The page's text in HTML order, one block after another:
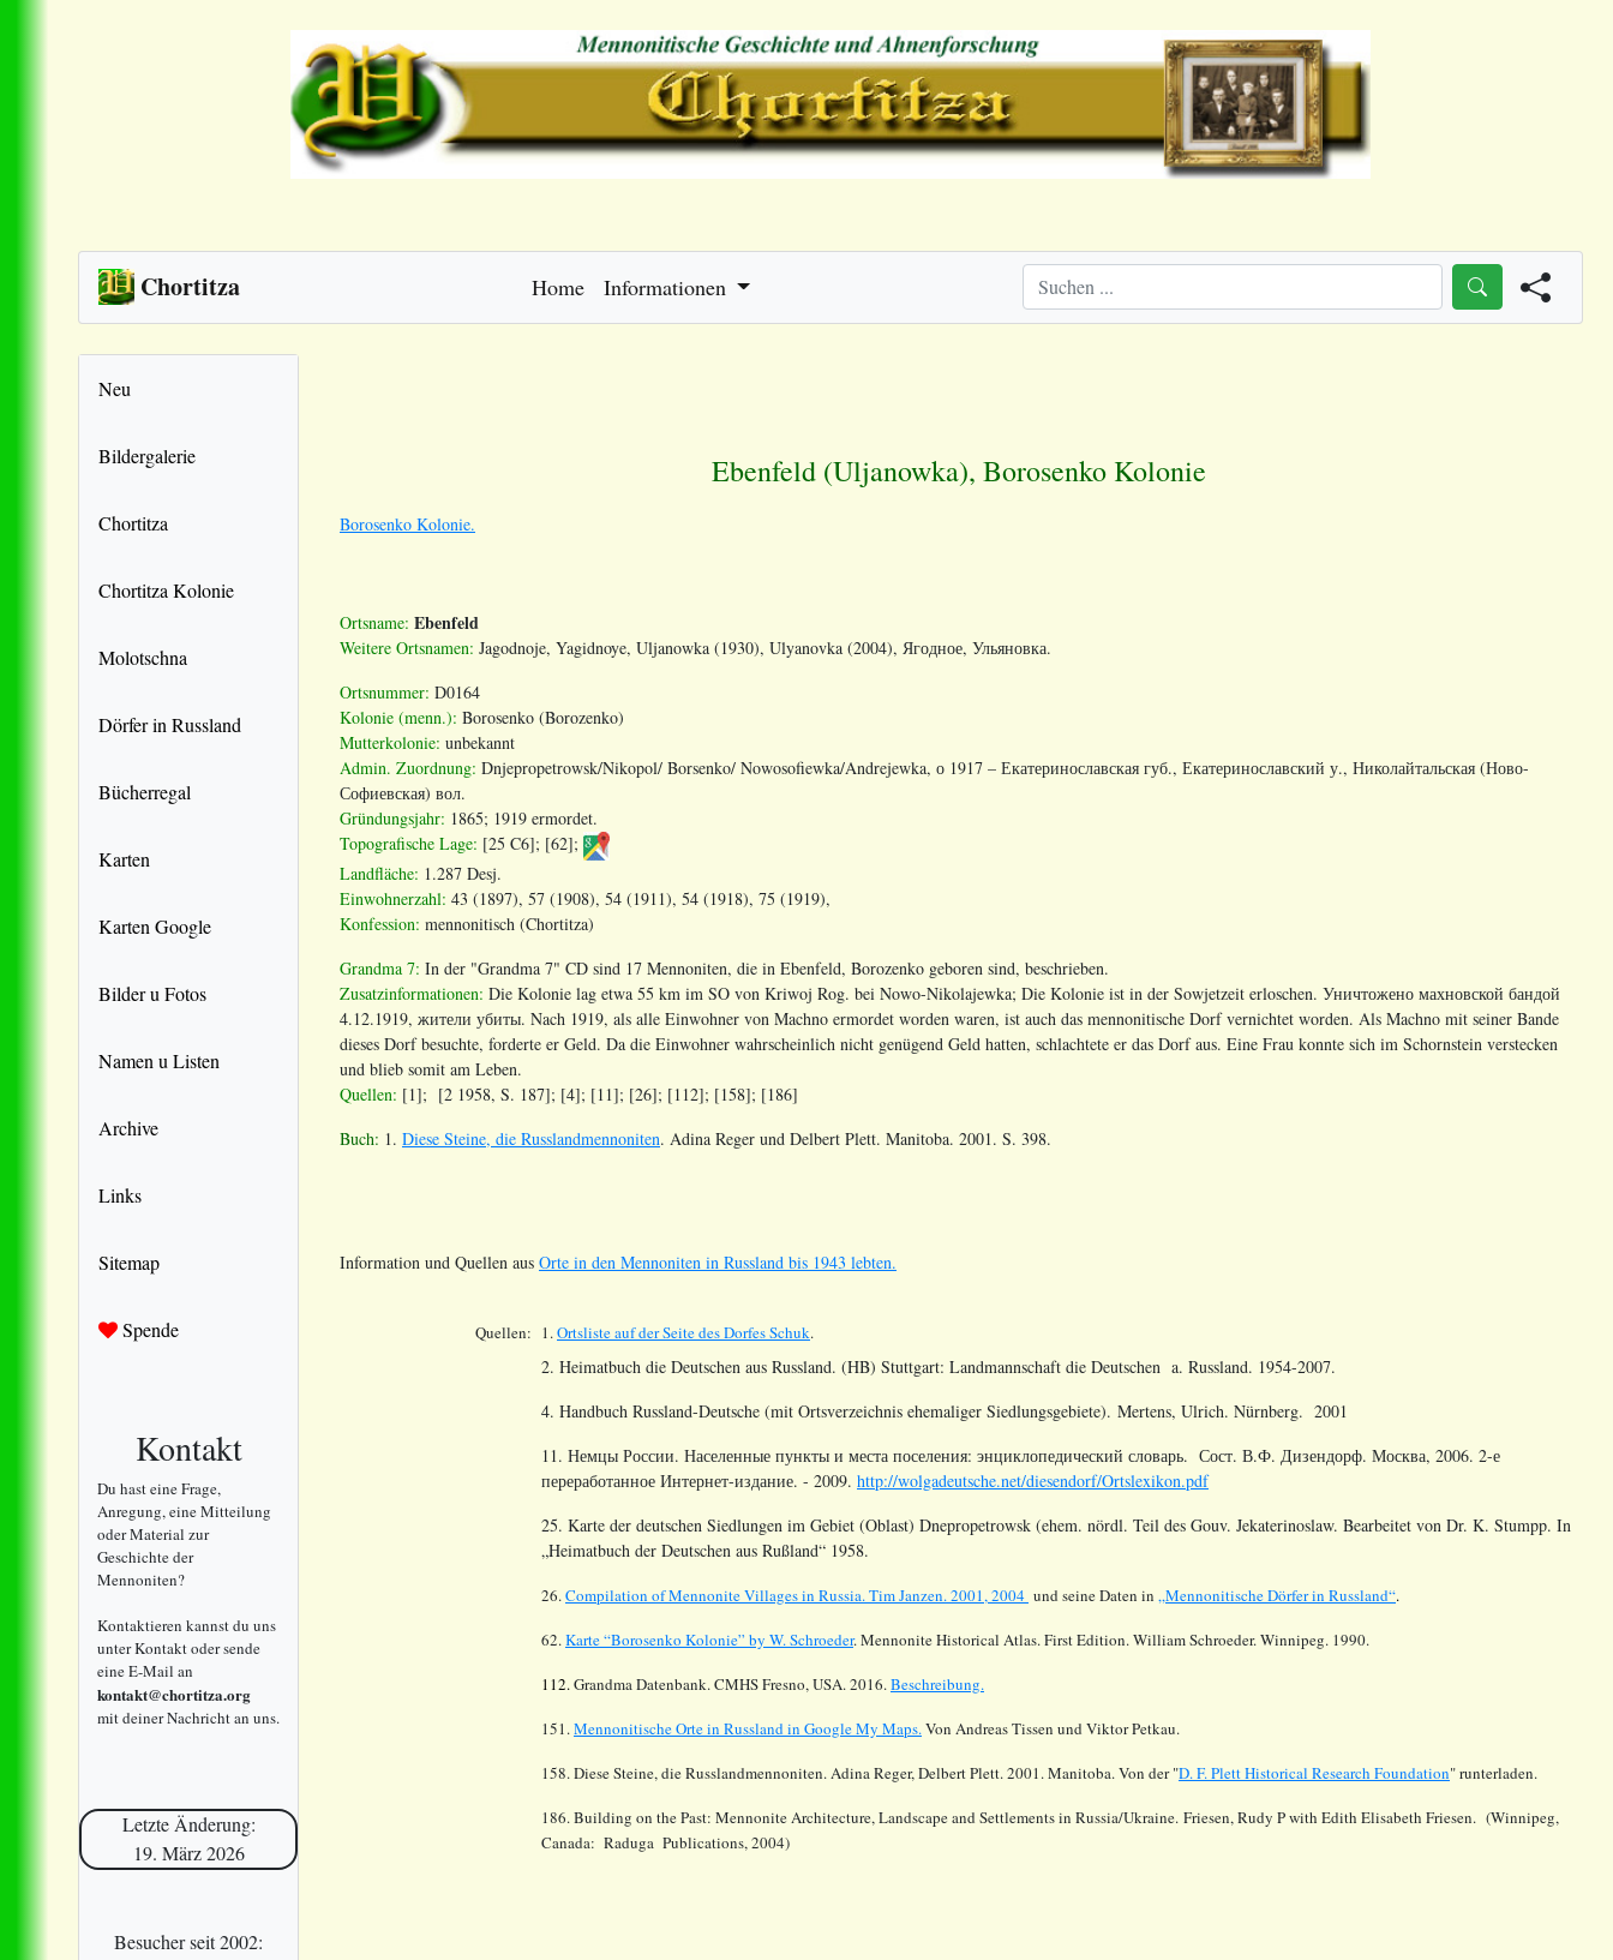
Chortitza Home Informationen
Neu
Bildergalerie
Chortitza
Chortitza Kolonie
Molotschna
Dörfer in Russland
Bücherregal
Karten
Karten Google
Bilder u Fotos
Namen u Listen
Archive
Links
Sitemap
Spende
Kontakt
Du hast eine Frage,
Anregung, eine Mitteilung
oder Material zur
Geschichte der
Mennoniten?
Kontaktieren kannst du uns
unter Kontakt oder sende
eine E-Mail an
kontakt@chortitza.org
mit deiner Nachricht an uns.
Letzte Änderung:
19. März 2026
Besucher seit 2002:
Ebenfeld (Uljanowka), Borosenko Kolonie
Borosenko Kolonie.
Ortsname: Ebenfeld
Weitere Ortsnamen: Jagodnoje, Yagidnoye, Uljanowka (1930), Ulyanovka (2004), Ягодное, Ульяновка.
Ortsnummer: D0164
Kolonie (menn.): Borosenko (Borozenko)
Mutterkolonie: unbekannt
Admin. Zuordnung: Dnjepropetrowsk/Nikopol/ Borsenko/ Nowosofiewka/Andrejewka, о 1917 – Екатеринославская губ., Екатеринославский у., Николайтальская (Ново-
Софиевская) вол.
Gründungsjahr: 1865; 1919 ermordet.
Topografische Lage: [25 C6]; [62];
Landfläche: 1.287 Desj.
Einwohnerzahl: 43 (1897), 57 (1908), 54 (1911), 54 (1918), 75 (1919),
Konfession: mennonitisch (Chortitza)
Grandma 7: In der "Grandma 7" CD sind 17 Mennoniten, die in Ebenfeld, Borozenko geboren sind, beschrieben.
Zusatzinformationen: Die Kolonie lag etwa 55 km im SO von Kriwoj Rog. bei Nowo-Nikolajewka; Die Kolonie ist in der Sowjetzeit erloschen. Уничтожено махновской бандой
4.12.1919, жители убиты. Nach 1919, als alle Einwohner von Machno ermordet worden waren, ist auch das mennonitische Dorf vernichtet worden. Als Machno mit seiner Bande
dieses Dorf besuchte, forderte er Geld. Da die Einwohner wahrscheinlich nicht genügend Geld hatten, schlachtete er das Dorf aus. Eine Frau konnte sich im Schornstein verstecken
und blieb somit am Leben.
Quellen: [1]; [2 1958, S. 187]; [4]; [11]; [26]; [112]; [158]; [186]
Buch: 1. Diese Steine, die Russlandmennoniten. Adina Reger und Delbert Plett. Manitoba. 2001. S. 398.
Information und Quellen aus Orte in den Mennoniten in Russland bis 1943 lebten.
Quellen: 1.Ortsliste auf der Seite des DorfesSchuk.
2. Heimatbuch die Deutschen aus Russland. (HB) Stuttgart: Landmannschaft die Deutschen a. Russland. 1954-2007.
4. Handbuch Russland-Deutsche (mit Ortsverzeichnis ehemaliger Siedlungsgebiete). Mertens, Ulrich. Nürnberg. 2001
11. Немцы России. Населенные пункты и места поселения: энциклопедический словарь. Сост. В.Ф. Дизендорф. Москва, 2006. 2-е
переработанное Интернет-издание. - 2009. http://wolgadeutsche.net/diesendorf/Ortslexikon.pdf
25. Karte der deutschen Siedlungen im Gebiet (Oblast) Dnepropetrowsk (ehem. nördl. Teil des Gouv. Jekaterinoslaw. Bearbeitet von Dr. K. Stumpp. In
„Heimatbuch der Deutschen aus Rußland“ 1958.
26.Compilation of Mennonite Villages in Russia.Tim Janzen. 2001, 2004 und seine Daten in „Mennonitische Dörfer in Russland“.
62.Karte “Borosenko Kolonie” by W. Schroeder. Mennonite Historical Atlas. First Edition. William Schroeder. Winnipeg. 1990.
112.Grandma Datenbank. CMHS Fresno, USA. 2016.Beschreibung.
151.Mennonitische Orte in Russland in Google My Maps.Von Andreas Tissen und Viktor Petkau.
158. Diese Steine, die Russlandmennoniten. Adina Reger, Delbert Plett. 2001. Manitoba. Von der "D. F. Plett Historical Research Foundation" runterladen.
186. Building on the Past: Mennonite Architecture, Landscape and Settlements in Russia/Ukraine. Friesen, Rudy P with Edith Elisabeth Friesen. (Winnipeg,
Canada: Raduga Publications, 2004)